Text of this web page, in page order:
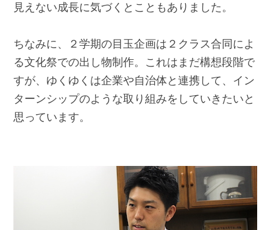
見えない成長に気づくとこともありました。
ちなみに、２学期の目玉企画は２クラス合同によ
る文化祭での出し物制作。これはまだ構想段階で
すが、ゆくゆくは企業や自治体と連携して、イン
ターンシップのような取り組みをしていきたいと
思っています。